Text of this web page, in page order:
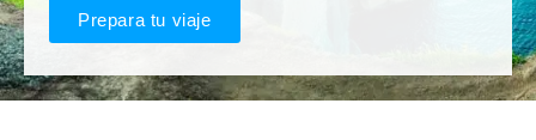
Prepara tu viaje